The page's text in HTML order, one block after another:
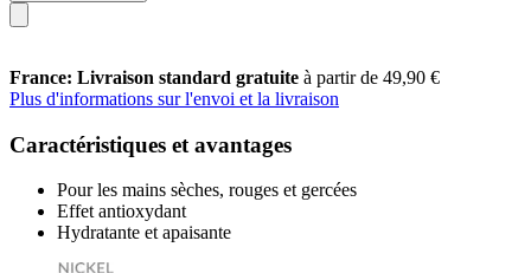
France: Livraison standard gratuite à partir de 49,90 €
Plus d'informations sur l'envoi et la livraison
Caractéristiques et avantages
Pour les mains sèches, rouges et gercées
Effet antioxydant
Hydratante et apaisante